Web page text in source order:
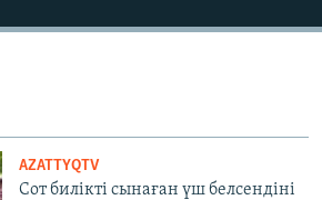
AZATTYQTV
Сот билікті сынаған үш белсендіні